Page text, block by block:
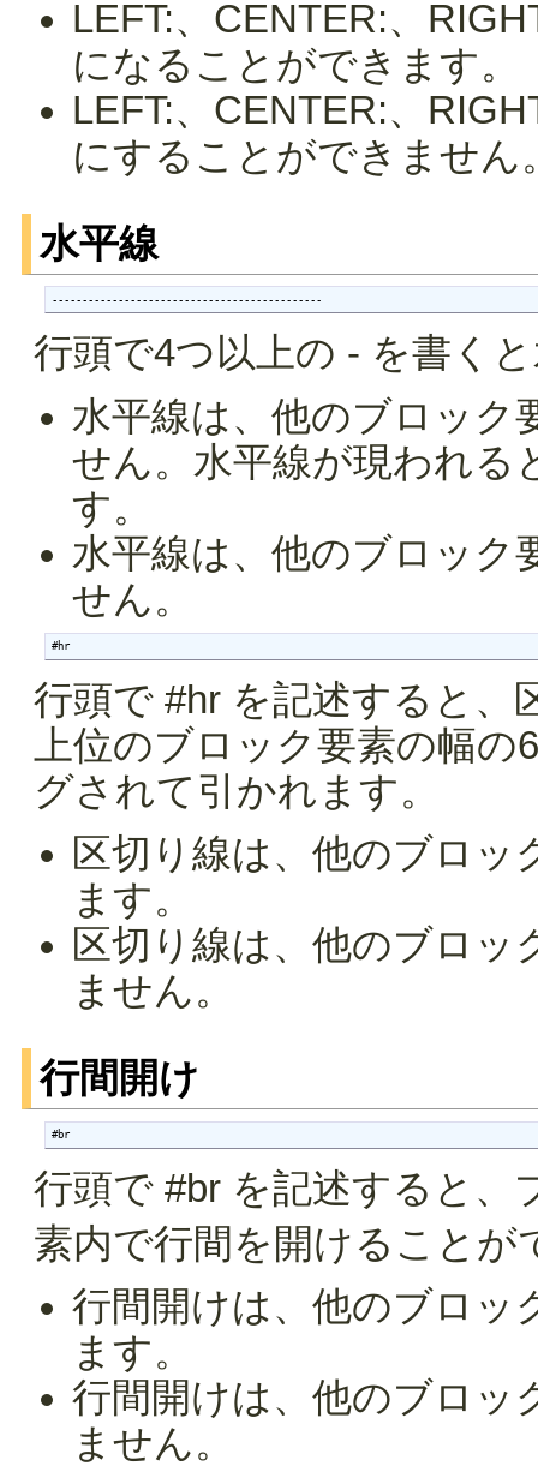
LEFT:、CENTER:、
になることができます。
LEFT:、CENTER:、
にすることができません
水平線
---------------------------------------------
行頭で4つ以上の - を書く
水平線は、他のブロック
せん。水平線が現われる
す。
水平線は、他のブロック
せん。
#hr
行頭で #hr を記述すると、
上位のブロック要素の幅
グされて引かれます。
区切り線は、他のブロ
ます。
区切り線は、他のブロ
ません。
行間開け
#br
行頭で #br を記述すると、
素内で行間を開けることが
行間開けは、他のブロッ
ます。
行間開けは、他のブロッ
ません。